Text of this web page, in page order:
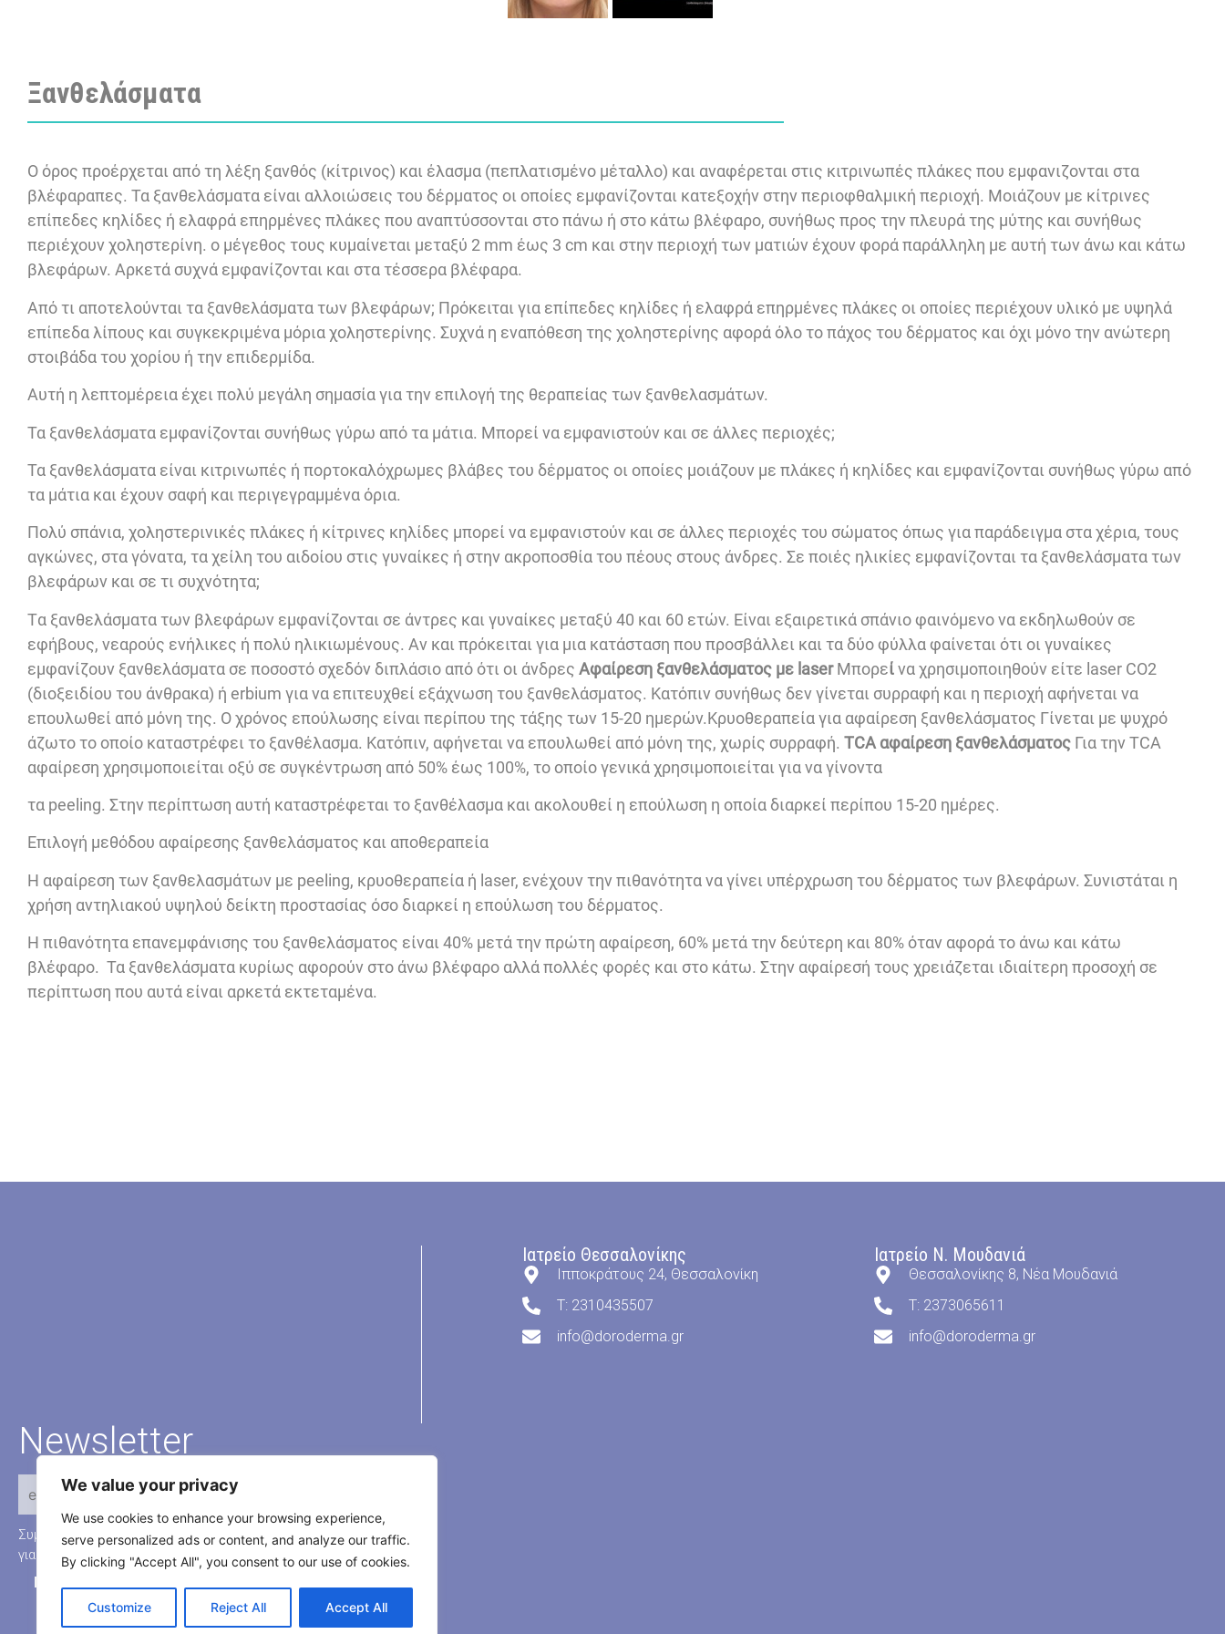
We value your privacy
We use cookies to enhance your browsing experience,
serve personalized ads or content, and analyze our traffic.
By clicking "Accept All", you consent to our use of cookies.
Customize Reject All Accept All
Ξανθελάσματα
Ο όρος προέρχεται από τη λέξη ξανθός (κίτρινος) και έλασμα (πεπλατισμένο μέταλλο) και αναφέρεται στις κιτρινωπές πλάκες που εμφανιζονται στα
βλέφαραπες. Τα ξανθελάσματα είναι αλλοιώσεις του δέρματος οι οποίες εμφανίζονται κατεξοχήν στην περιοφθαλμική περιοχή. Μοιάζουν με κίτρινες
επίπεδες κηλίδες ή ελαφρά επηρμένες πλάκες που αναπτύσσονται στο πάνω ή στο κάτω βλέφαρο, συνήθως προς την πλευρά της μύτης και συνήθως
περιέχουν χοληστερίνη. ο μέγεθος τους κυμαίνεται μεταξύ 2 mm έως 3 cm και στην περιοχή των ματιών έχουν φορά παράλληλη με αυτή των άνω και κάτω
βλεφάρων. Αρκετά συχνά εμφανίζονται και στα τέσσερα βλέφαρα.
Από τι αποτελούνται τα ξανθελάσματα των βλεφάρων; Πρόκειται για επίπεδες κηλίδες ή ελαφρά επηρμένες πλάκες οι οποίες περιέχουν υλικό με υψηλά
επίπεδα λίπους και συγκεκριμένα μόρια χοληστερίνης. Συχνά η εναπόθεση της χοληστερίνης αφορά όλο το πάχος του δέρματος και όχι μόνο την ανώτερη
στοιβάδα του χορίου ή την επιδερμίδα.
Αυτή η λεπτομέρεια έχει πολύ μεγάλη σημασία για την επιλογή της θεραπείας των ξανθελασμάτων.
Τα ξανθελάσματα εμφανίζονται συνήθως γύρω από τα μάτια. Μπορεί να εμφανιστούν και σε άλλες περιοχές;
Τα ξανθελάσματα είναι κιτρινωπές ή πορτοκαλόχρωμες βλάβες του δέρματος οι οποίες μοιάζουν με πλάκες ή κηλίδες και εμφανίζονται συνήθως γύρω από
τα μάτια και έχουν σαφή και περιγεγραμμένα όρια.
Πολύ σπάνια, χοληστερινικές πλάκες ή κίτρινες κηλίδες μπορεί να εμφανιστούν και σε άλλες περιοχές του σώματος όπως για παράδειγμα στα χέρια, τους
αγκώνες, στα γόνατα, τα χείλη του αιδοίου στις γυναίκες ή στην ακροποσθία του πέους στους άνδρες. Σε ποιές ηλικίες εμφανίζονται τα ξανθελάσματα των
βλεφάρων και σε τι συχνότητα;
Tα ξανθελάσματα των βλεφάρων εμφανίζονται σε άντρες και γυναίκες μεταξύ 40 και 60 ετών. Είναι εξαιρετικά σπάνιο φαινόμενο να εκδηλωθούν σε
εφήβους, νεαρούς ενήλικες ή πολύ ηλικιωμένους. Αν και πρόκειται για μια κατάσταση που προσβάλλει και τα δύο φύλλα φαίνεται ότι οι γυναίκες
εμφανίζουν ξανθελάσματα σε ποσοστό σχεδόν διπλάσιο από ότι οι άνδρες Αφαίρεση ξανθελάσματος με laserΜπορείνα χρησιμοποιηθούν είτε laser CO2
(διοξειδίου του άνθρακα) ή erbium για να επιτευχθεί εξάχνωση του ξανθελάσματος. Κατόπιν συνήθως δεν γίνεται συρραφή και η περιοχή αφήνεται να
επουλωθεί από μόνη της. Ο χρόνος επούλωσης είναι περίπου της τάξης των 15-20 ημερών.Κρυοθεραπεία για αφαίρεση ξανθελάσματος Γίνεται με ψυχρό
άζωτο το οποίο καταστρέφει το ξανθέλασμα. Κατόπιν, αφήνεται να επουλωθεί από μόνη της, χωρίς συρραφή. TCA αφαίρεση ξανθελάσματος Για την TCA
αφαίρεση χρησιμοποιείται οξύ σε συγκέντρωση από 50% έως 100%, το οποίο γενικά χρησιμοποιείται για να γίνοντα
τα peeling. Στην περίπτωση αυτή καταστρέφεται το ξανθέλασμα και ακολουθεί η επούλωση η οποία διαρκεί περίπου 15-20 ημέρες.
Επιλογή μεθόδου αφαίρεσης ξανθελάσματος και αποθεραπεία
Η αφαίρεση των ξανθελασμάτων με peeling, κρυοθεραπεία ή laser, ενέχουν την πιθανότητα να γίνει υπέρχρωση του δέρματος των βλεφάρων. Συνιστάται η
χρήση αντηλιακού υψηλού δείκτη προστασίας όσο διαρκεί η επούλωση του δέρματος.
Η πιθανότητα επανεμφάνισης του ξανθελάσματος είναι 40% μετά την πρώτη αφαίρεση, 60% μετά την δεύτερη και 80% όταν αφορά το άνω και κάτω
βλέφαρο. Τα ξανθελάσματα κυρίως αφορούν στο άνω βλέφαρο αλλά πολλές φορές και στο κάτω. Στην αφαίρεσή τους χρειάζεται ιδιαίτερη προσοχή σε
περίπτωση που αυτά είναι αρκετά εκτεταμένα.
Newsletter
Συμπληρώστε το e-mail σας για να ενημερώνεστε άμεσα
για τις νέες προσφορές και τα τελευταία άρθρα μας.
Find us on
Ιατρείο Θεσσαλονίκης
Ιπποκράτους 24, Θεσσαλονίκη
T: 2310435507
info@doroderma.gr
Ιατρείο Ν. Μουδανιά
Θεσσαλονίκης 8, Νέα Μουδανιά
T: 2373065611
info@doroderma.gr